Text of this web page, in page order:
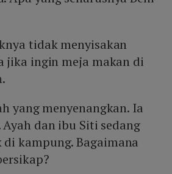
tidak menyisakan
jika ingin meja makan di
yang menyenangkan. Ia
Ayah dan ibu Siti sedang
di kampung. Bagaimana